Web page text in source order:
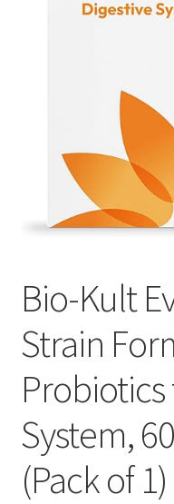
Bio-Kult
Strain
System,
(Pack of 1)